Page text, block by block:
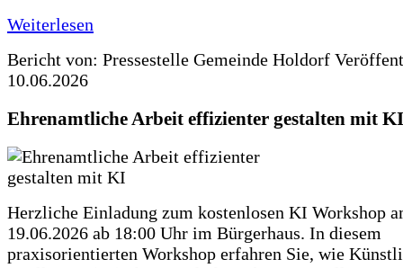
Weiterlesen
Bericht von: Pressestelle Gemeinde Holdorf
10.06.2026
Ehrenamtliche Arbeit effizienter gestalten mit KI
Herzliche Einladung zum kostenlosen KI Workshop
19.06.2026 ab 18:00 Uhr im Bürgerhaus. In diesem
praxisorientierten Workshop erfahren Sie, wie